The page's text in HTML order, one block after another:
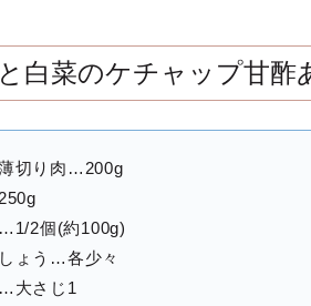
と白菜のケチャップ甘酢
切り肉…200g
2個(約100g)
ょう…各少々
大さじ1